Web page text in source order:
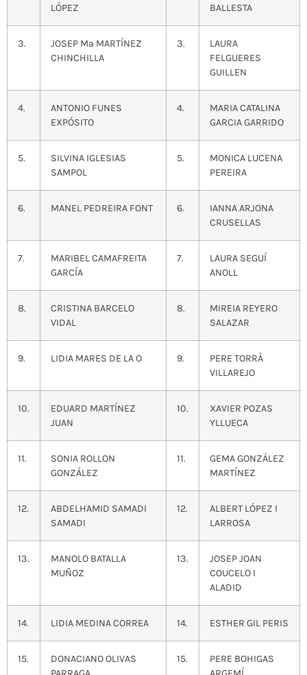
LÓPEZ
BALLESTA
3.
JOSEP Mª MARTÍNEZ
CHINCHILLA
3.
LAURA
FELGUERES
GUILLEN
4.
ANTONIO FUNES
EXPÓSITO
4.
MARIA CATALINA
GARCIA GARRIDO
5.
SILVINA IGLESIAS
SAMPOL
5.
MONICA LUCENA
PEREIRA
6. MANEL PEDREIRA FONT 6.
IANNA ARJONA
CRUSELLAS
7.
MARIBEL CAMAFREITA
GARCÍA
7.
LAURA SEGUÍ
ANOLL
8.
CRISTINA BARCELO
VIDAL
8.
MIREIA REYERO
SALAZAR
9. LIDIA MARES DE LA O 9.
PERE TORRÀ
VILLAREJO
10.
EDUARD MARTÍNEZ
JUAN
10.
XAVIER POZAS
YLLUECA
11.
SONIA ROLLON
GONZÁLEZ
11.
GEMA GONZÁLEZ
MARTÍNEZ
12.
ABDELHAMID SAMADI
SAMADI
12.
ALBERT LÓPEZ I
LARROSA
13.
MANOLO BATALLA
MUÑOZ
13.
JOSEP JOAN
COUCELO I
ALADID
14. LIDIA MEDINA CORREA 14. ESTHER GIL PERIS
15.
DONACIANO OLIVAS
15.
PERE BOHIGAS